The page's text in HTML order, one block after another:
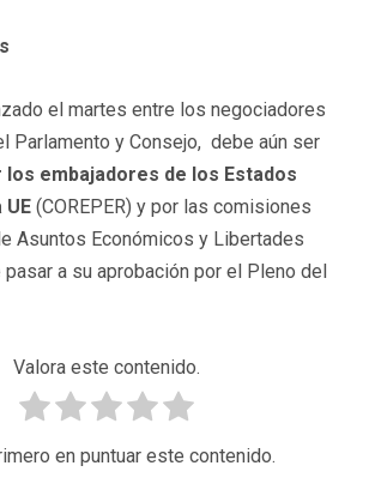
el martes entre los negociadores
Parlamento y Consejo, debe aún ser
embajadores de los Estados
(COREPER) y por las comisiones
Asuntos Económicos y Libertades
a su aprobación por el Pleno del
Valora este contenido.
en puntuar este contenido.